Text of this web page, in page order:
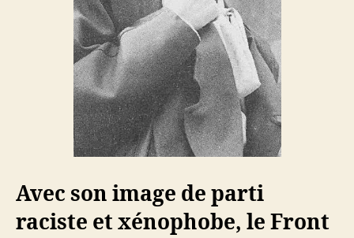
Avec son image de parti
raciste et xénophobe, le Front